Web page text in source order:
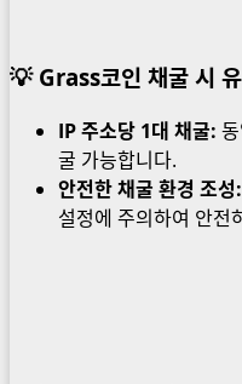
💡 Grass코인 채굴 시
IP 주소당 1대 채굴:
굴 가능합니다.
안전한 채굴 환경 조성:
설정에 주의하여 안전